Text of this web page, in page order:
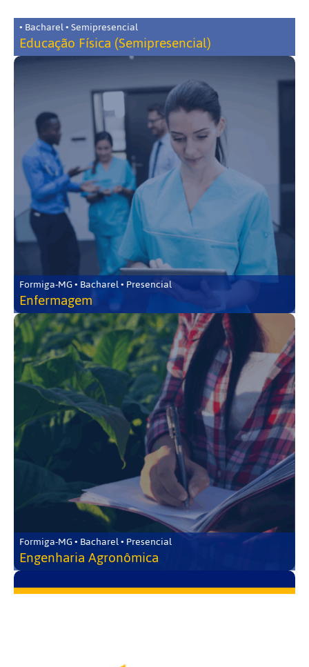
• Bacharel • Semipresencial
Educação Física (Semipresencial)
Formiga-MG • Bacharel • Presencial
Enfermagem
Formiga-MG • Bacharel • Presencial
Engenharia Agronômica